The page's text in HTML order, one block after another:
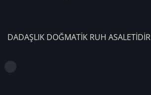
DADAŞLIK DOĞMATİK RUH ASALETİDİR